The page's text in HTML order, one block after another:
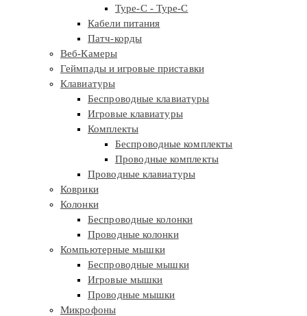
Type-C - Type-C
Кабели питания
Патч-корды
Веб-Камеры
Геймпады и игровые приставки
Клавиатуры
Беспроводные клавиатуры
Игровые клавиатуры
Комплекты
Беспроводные комплекты
Проводные комплекты
Проводные клавиатуры
Коврики
Колонки
Беспроводные колонки
Проводные колонки
Компьютерные мышки
Беспроводные мышки
Игровые мышки
Проводные мышки
Микрофоны